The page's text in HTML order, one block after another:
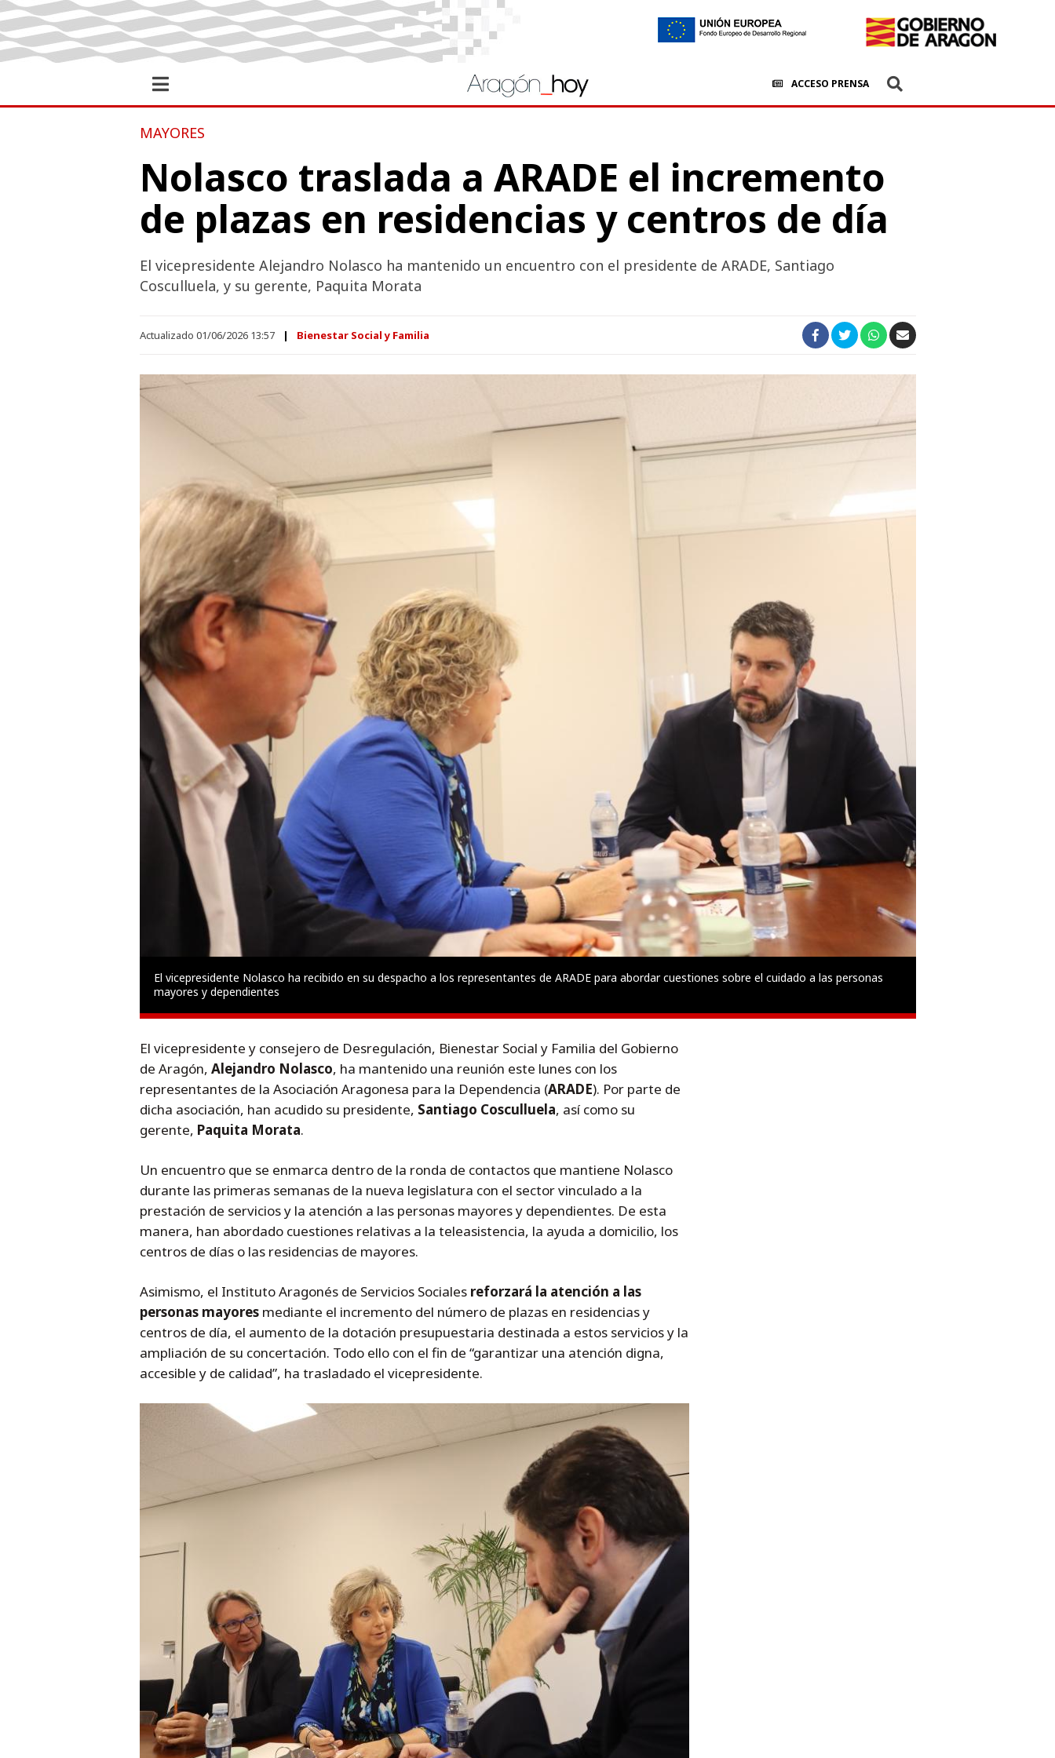
ACCESO PRENSA
MAYORES
Nolasco traslada a ARADE el incremento
de plazas en residencias y centros de día
El vicepresidente Alejandro Nolasco ha mantenido un encuentro con el presidente de ARADE, Santiago
Cosculluela, y su gerente, Paquita Morata
Actualizado 01/06/2026 13:57 Bienestar Social y Familia
El vicepresidente Nolasco ha recibido en su despacho a los representantes de ARADE para abordar cuestiones sobre el cuidado a las personas
mayores y dependientes
El vicepresidente y consejero de Desregulación, Bienestar Social y Familia del Gobierno
de Aragón, Alejandro Nolasco, ha mantenido una reunión este lunes con los
representantes de la Asociación Aragonesa para la Dependencia (ARADE). Por parte de
dicha asociación, han acudido su presidente, Santiago Cosculluela, así como su
gerente, Paquita Morata.
Un encuentro que se enmarca dentro de la ronda de contactos que mantiene Nolasco
durante las primeras semanas de la nueva legislatura con el sector vinculado a la
prestación de servicios y la atención a las personas mayores y dependientes. De esta
manera, han abordado cuestiones relativas a la teleasistencia, la ayuda a domicilio, los
centros de días o las residencias de mayores.
Asimismo, el Instituto Aragonés de Servicios Sociales reforzará la atención a las
personas mayores mediante el incremento del número de plazas en residencias y
centros de día, el aumento de la dotación presupuestaria destinada a estos servicios y la
ampliación de su concertación. Todo ello con el fin de “garantizar una atención digna,
accesible y de calidad”, ha trasladado el vicepresidente.